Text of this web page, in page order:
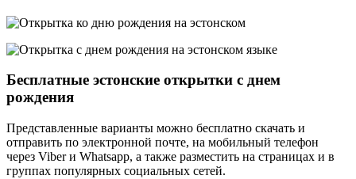
Бесплатные эстонские открытки с днем
рождения
Представленные варианты можно бесплатно скачать и
отправить по электронной почте, на мобильный телефон
через Viber и Whatsapp, а также разместить на страницах и в
группах популярных социальных сетей.